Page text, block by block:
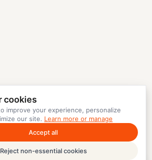
cookies
improve your experience, personalize
our site. Learn more or manage
Accept all
Reject non-essential cookies